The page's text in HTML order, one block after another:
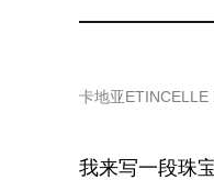
卡地亚
我来写一段珠